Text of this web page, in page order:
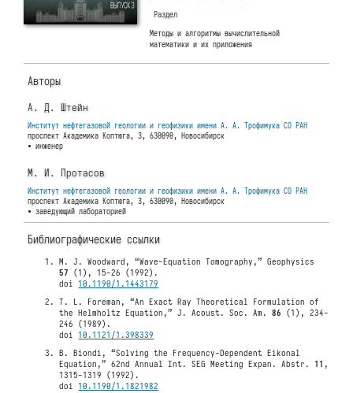
Раздел
Методы и алгоритмы вычислительной
математики и их приложения
Авторы
А. Д. Штейн
Институт нефтегазовой геологии и геофизики имени А. А. Трофимука СО РАН
проспект Академика Коптюга, 3, 630090, Новосибирск
• инженер
М. И. Протасов
Институт нефтегазовой геологии и геофизики имени А. А. Трофимука СО РАН
проспект Академика Коптюга, 3, 630090, Новосибирск
• заведующий лабораторией
Библиографические ссылки
M. J. Woodward, “Wave-Equation Tomography,” Geophysics
57 (1), 15-26 (1992).
doi10.1190/1.1443179
T. L. Foreman, “An Exact Ray Theoretical Formulation of
the Helmholtz Equation,” J. Acoust. Soc. Am.86 (1), 234-
246 (1989).
doi10.1121/1.398339
B. Biondi, “Solving the Frequency-Dependent Eikonal
Equation,” 62nd Annual Int. SEG Meeting Expan. Abstr.11 ,
1315-1319 (1992).
doi10.1190/1.1821982